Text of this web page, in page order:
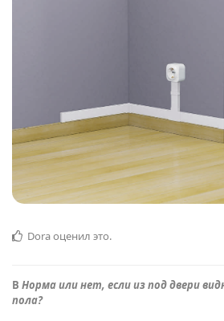
Doraоценил это.
В Норма или нет, если из под двери
пола?